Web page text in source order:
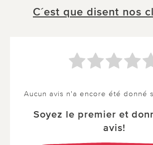
C´est que disent nos
Aucun avis n'a encore été donné
Soyez le premier et
avis!